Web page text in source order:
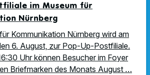
im Museum für
Nürnberg
Kommunikation Nürnberg wird am
6. August, zur Pop-Up-Postfiliale.
Uhr können Besucher im Foyer
Briefmarken des Monats August …